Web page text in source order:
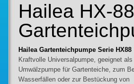
Hailea HX-
Hailea Gartenteichpumpe Serie HX88
Kraftvolle Universalpumpe, geeignet als
Umwälzpumpe für Gartenteiche, zum
Wasserfällen oder zur Bestückung von